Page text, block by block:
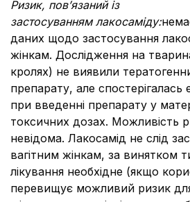
Ризик, пов’язаний із
застосуванням лакосаміду:
даних щодо застосування
жінкам. Дослідження на
кролях) не виявили
препарату, але спостерігалась
при введенні препарату у
токсичних дозах. Можливість
невідома. Лакосамід не слід
вагітним жінкам, за винятком
лікування необхідне (якщо
перевищує можливий ризик